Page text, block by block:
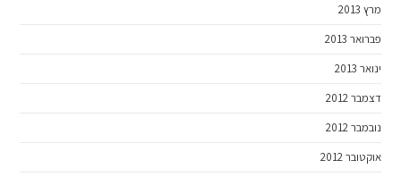
מרץ 2013
פברואר 2013
ינואר 2013
דצמבר 2012
נובמבר 2012
אוקטובר 2012